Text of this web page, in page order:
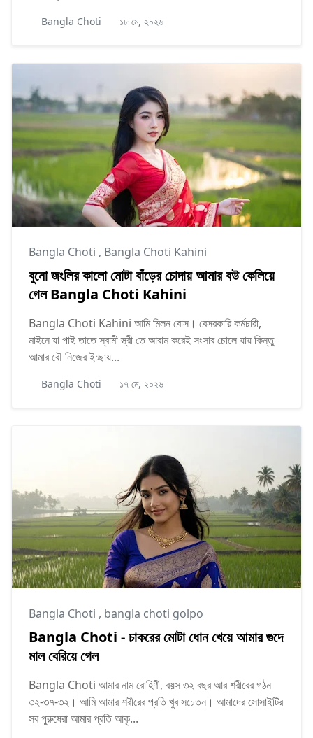
Bangla Choti ১৮ মে, ২০২৬
Bangla Choti , Bangla Choti Kahini
বুনো জংলির কালো মোটা বাঁড়ের চোদায় আমার বউ কেলিয়ে
গেল Bangla Choti Kahini
Bangla Choti Kahini আমি মিলন বোস। বেসরকারি কর্মচারী,
মাইনে যা পাই তাতে স্বামী স্ত্রী তে আরাম করেই সংসার চোলে যায় কিন্তু
আমার বৌ নিজের ইচ্ছায়...
Bangla Choti ১৭ মে, ২০২৬
Bangla Choti , bangla choti golpo
Bangla Choti - চাকরের মোটা ধোন খেয়ে আমার গুদে
মাল বেরিয়ে গেল
Bangla Choti আমার নাম রোহিণী, বয়স ৩২ বছর আর শরীরের গঠন
৩২-৩৭-৩২। আমি আমার শরীরের প্রতি খুব সচেতন। আমাদের সোসাইটির
সব পুরুষেরা আমার প্রতি আকৃ...